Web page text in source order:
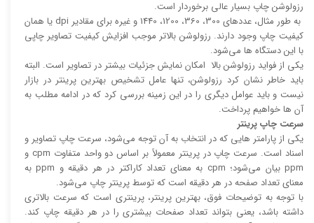
رزولوشن چاپ بسیار عالی برخوردار است.
به طور مثال، عدد‌های 300، 360، 1200، 1440 و غیره برای مقادیر dpi یا همان
کیفیت چاپ وجود دارند. رزولوشن بالا‌‌تر موجب افزایش کیفیت تصاویر چاپی
با این دستگاه ها می‌شود.
یکی از فواید رزولوشن بالا امکان نمایش جزئیات بیشتر در تصاویر است. البته
باید خاطر نشان کرد رزولوشن، تنها عامل تشخیص بهترین پرینتر در بازار
نیست و باید عوامل دیگری را در این زمینه بررسی کرد که در ادامه مطلب به
آن ها خواهیم پرداخت.
سرعت چاپ پرینتر
یکی از پارامتر هایی که در انتخاب به آن توجه می‌شود، سرعت چاپ تصاویر و
اسناد است. سرعت چاپ در پرینتر معمولاً بر اساس دو واحد متفاوت cpm و
ppm بیان می‌شود؛ cpm به معنای تعداد کاراکتر در هر دقیقه و ppm به
معنای تعداد صفحه در هر دقیقه است که توسط پرینتر چاپ می‌شود.
با توجه به توضیحات فوق، بهترین پرینتر، پرینتری است که سرعت بالا‌‌تری
داشته باشد، یعنی بتواند تعداد صفحات بیشتری را در هر دقیقه چاپ کند.